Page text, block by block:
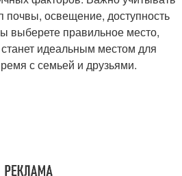
освещение, доступность
выберете правильное место,
идеальным местом для
с семьей и друзьями.